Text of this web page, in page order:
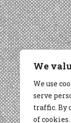
We
We use
serve
traffic. By
of cookies.